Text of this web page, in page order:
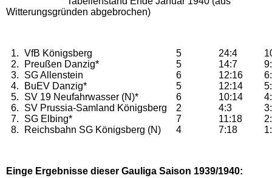
Witterungsgründen abgebrochen)
1. VfB Königsberg 5 24:4
2.
Preußen Danzig* 5 14:7
3.
SG Allenstein 6 12:16
4.
BuEV Danzig* 5 12:14
5.
SV 19 Neufahrwasser (N)* 6 10:14
6.
SV Prussia-Samland Königsberg 2 4:3
7.
SG Elbing* 7 11:18
8.
Reichsbahn SG Königsberg (N) 4 7:18
Einge Ergebnisse dieser Gauliga Saison 1939/1940: